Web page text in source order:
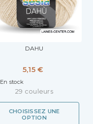
DAHU
5,15 €
En stock
29 couleurs
CHOISISSEZ UNE
OPTION